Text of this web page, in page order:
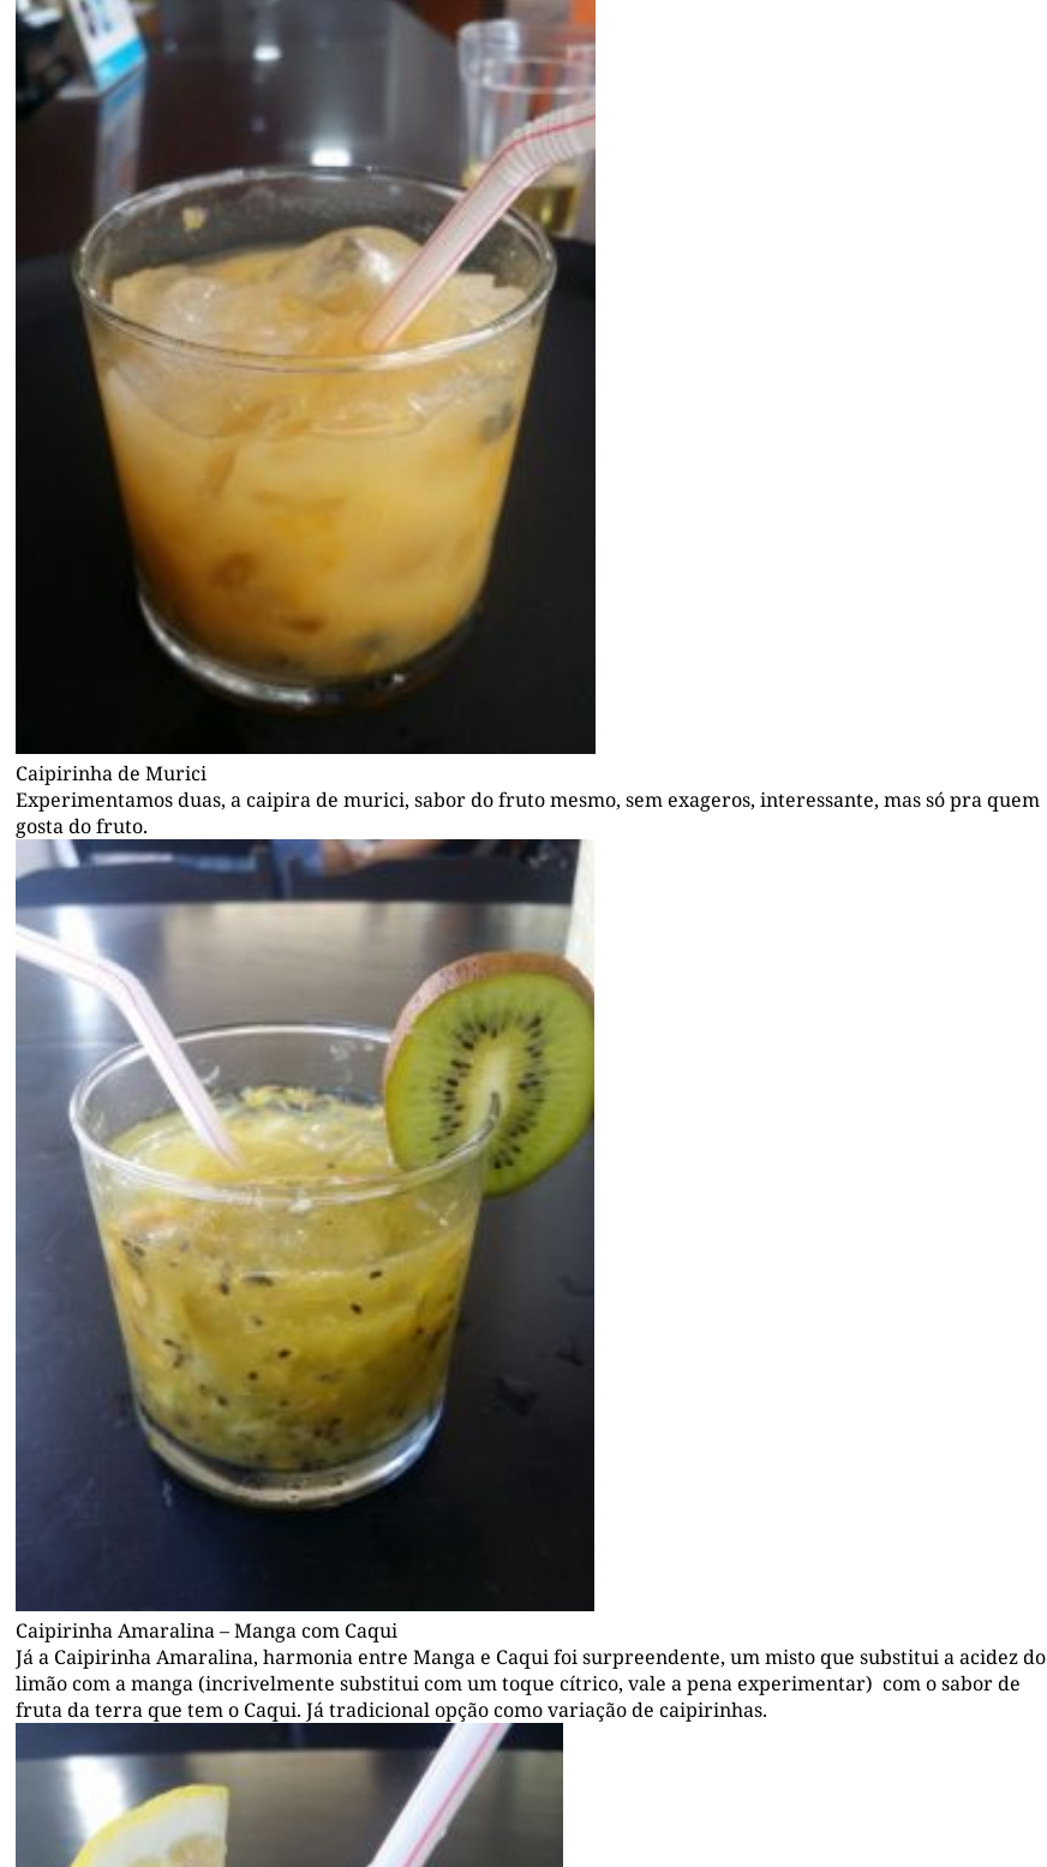
Caipirinha de Murici
Experimentamos duas, a caipira de murici, sabor do fruto mesmo, sem exageros, interessante, mas só pra quem
gosta do fruto.
Caipirinha Amaralina – Manga com Caqui
Já a Caipirinha Amaralina, harmonia entre Manga e Caqui foi surpreendente, um misto que substitui a acidez do
limão com a manga (incrivelmente substitui com um toque cítrico, vale a pena experimentar) com o sabor de
fruta da terra que tem o Caqui. Já tradicional opção como variação de caipirinhas.